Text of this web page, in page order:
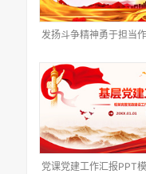
发扬斗争精神勇于担当
党课党建工作汇报PPT